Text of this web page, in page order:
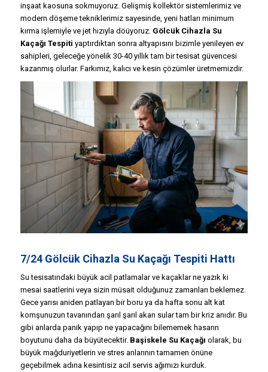
inşaat kaosuna sokmuyoruz. Gelişmiş kollektör sistemlerimiz ve
modern döşeme tekniklerimiz sayesinde, yeni hatları minimum
kırma işlemiyle ve jet hızıyla döüyoruz. Gölcük Cihazla Su
Kaçağı Tespiti yaptırdıktan sonra altyapısını bizimle yenileyen ev
sahipleri, geleceğe yönelik 30-40 yıllık tam bir tesisat güvencesi
kazanmış olurlar. Farkımız, kalıcı ve kesin çözümler üretmemizdir.
7/24 Gölcük Cihazla Su Kaçağı Tespiti Hattı
Su tesisatındaki büyük acil patlamalar ve kaçaklar ne yazık ki
mesai saatlerini veya sizin müsait olduğunuz zamanları beklemez.
Gece yarısı aniden patlayan bir boru ya da hafta sonu alt kat
komşunuzun tavanından şarıl şarıl akan sular tam bir kriz anıdır. Bu
gibi anlarda panik yapıp ne yapacağını bilememek hasarın
boyutunu daha da büyütecektir. Başiskele Su Kaçağı olarak, bu
büyük mağduriyetlerin ve stres anlarının tamamen önüne
geçebilmek adına kesintisiz acil servis ağımızı kurduk.